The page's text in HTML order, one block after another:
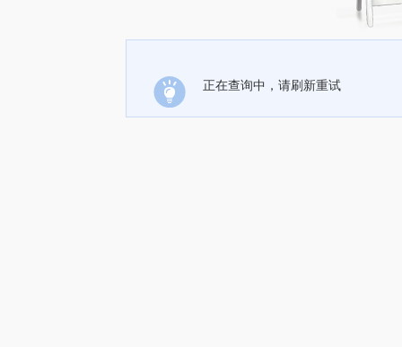
正在查询中，请刷新重试